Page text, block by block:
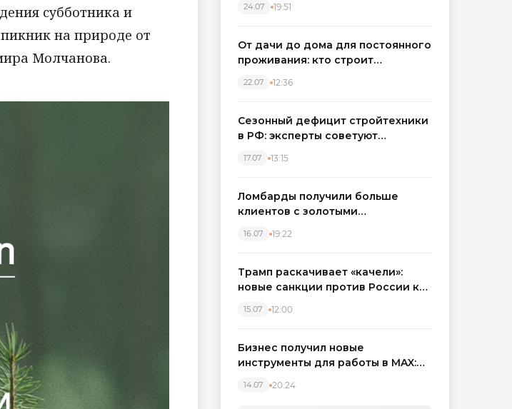
субботника и
на природе от
Молчанова.
налоговых льгот для инвесторов
24.07 19:51
От дачи до дома для постоянного
проживания: кто строит
Западном регионе
22.07 12:36
Сезонный дефицит стройтехники
в РФ: эксперты советуют
17.07 13:15
Ломбарды получили больше
клиентов с золотыми
вырос на фоне подорожания
16.07 19:22
Трамп раскачивает «качели»:
новые санкции против России как
15.07 12:00
Бизнес получил новые
инструменты для работы в MAX:
автоматизируют обработку
14.07 20:24